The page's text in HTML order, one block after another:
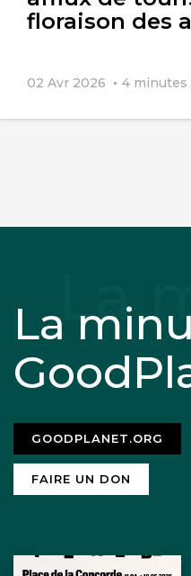
floraison des
02 Avr 2026 4 minutes
La
GOODPLANET.ORG
FAIRE UN DON